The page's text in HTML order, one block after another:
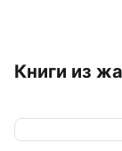
Книги из